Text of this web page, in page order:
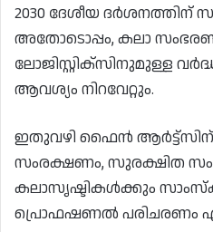
2030 ദേശീയ ദർശനത്തിന്
അതോടൊപ്പം, കലാ
ലോജിസ്റ്റിക്സിനുമുള്ള
ആവശ്യം നിറവേറ്റും.
ഇതുവഴി ഫൈൻ ആർട്ട്സിന്
സംരക്ഷണം, സുരക്ഷിത
കലാസൃഷ്ടികൾക്കും
പ്രൊഫഷണൽ പരിചരണം